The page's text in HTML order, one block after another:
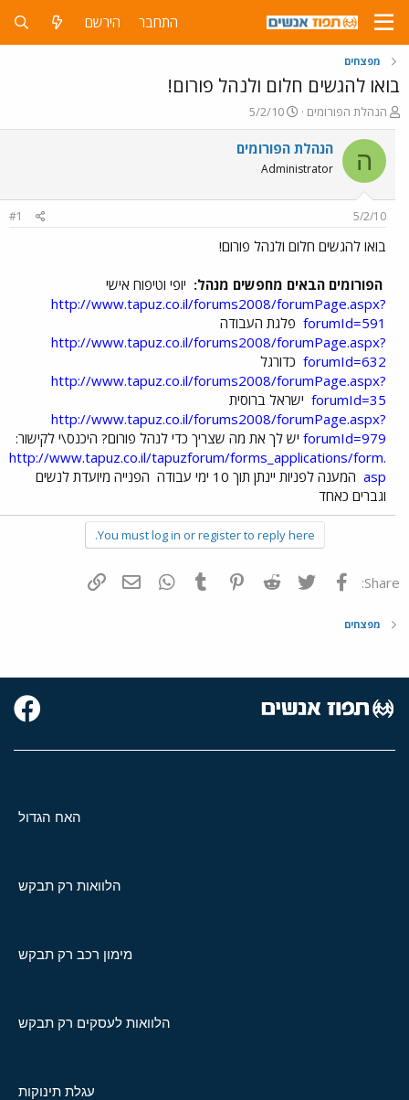
התחבר הירשם
מפצחים
בואו להגשים חלום ולנהל פורום!
פ
ו
ת
ח
ה
ו
ש
א
הנהלת הפורומים
פ
ו
ר
ם
ר
5/2/10
ה הנהלת הפורומים
Administrator
5/2/10
#1
בואו להגשים חלום ולנהל פורום!
הפורומים הבאים מחפשים מנהל: יופי וטיפוח אישי
http://www.tapuz.co.il/forums2008/forumPage.aspx?
forumId=591 פלגת העבודה
http://www.tapuz.co.il/forums2008/forumPage.aspx?
forumId=632 כדורגל
http://www.tapuz.co.il/forums2008/forumPage.aspx?
forumId=35 ישראל ברוסית
http://www.tapuz.co.il/forums2008/forumPage.aspx?
forumId=979 יש לך את מה שצריך כדי לנהל פורום? היכנס\י לקישור:
http://www.tapuz.co.il/tapuzforum/forms_applications/form.
asp המענה לפניות יינתן תוך 10 ימי עבודה
הפנייה מיועדת לנשים
וגברים כאחד
You must log in or register to reply here.
Share: פייסבוק Twitter
Reddit
Pinterest
Tumblr
WhatsAppדואר אלקטרוני
מפצחים
האח הגדול
הלוואות רק תבקש
מימון רכב רק תבקש
הלוואות לעסקים רק תבקש
עגלת תינוקות